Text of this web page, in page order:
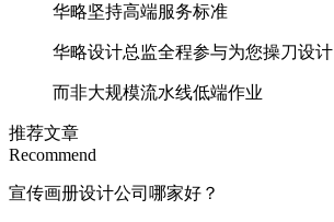
华略坚持高端服务标准
华略设计总监全程参与为您操刀设计
而非大规模流水线低端作业
推荐文章
Recommend
宣传画册设计公司哪家好？